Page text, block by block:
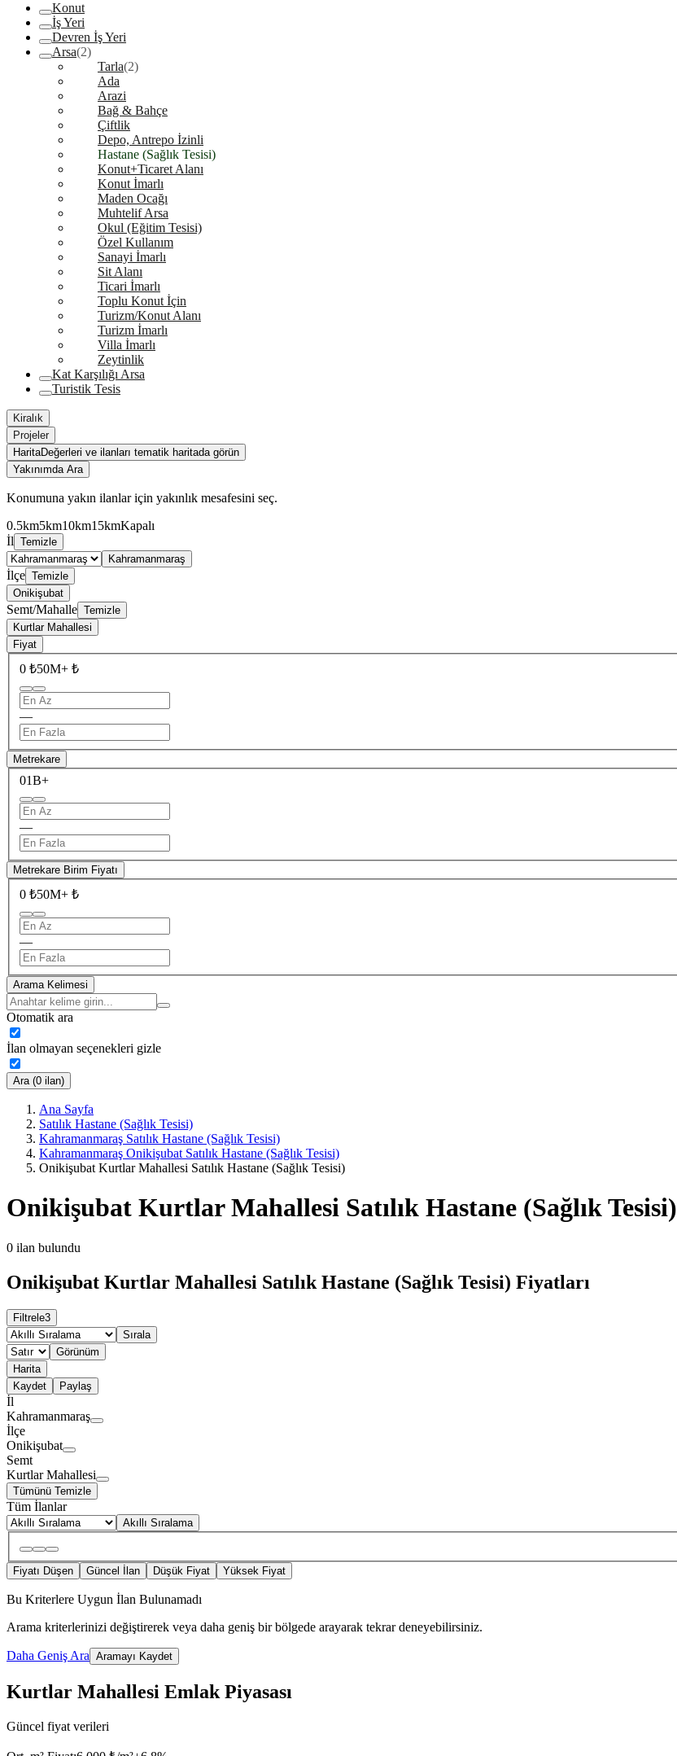
Konut
İş Yeri
Devren İş Yeri
Arsa(2)
Tarla(2)
Ada
Arazi
Bağ & Bahçe
Çiftlik
Depo, Antrepo İzinli
Hastane (Sağlık Tesisi)
Konut+Ticaret Alanı
Konut İmarlı
Maden Ocağı
Muhtelif Arsa
Okul (Eğitim Tesisi)
Özel Kullanım
Sanayi İmarlı
Sit Alanı
Ticari İmarlı
Toplu Konut İçin
Turizm/Konut Alanı
Turizm İmarlı
Villa İmarlı
Zeytinlik
Kat Karşılığı Arsa
Turistik Tesis
Kiralık
Projeler
HaritaDeğerleri ve ilanları tematik haritada görün
Yakınımda Ara
Konumuna yakın ilanlar için yakınlık mesafesini seç.
0.5km5km10km15kmKapalı
İl Temizle
Kahramanmaraş
İlçe Temizle
Onikişubat
Semt/Mahalle Temizle
Kurtlar Mahallesi
Fiyat
0 ₺50M+ ₺
—
Metrekare
01B+
—
Metrekare Birim Fiyatı
0 ₺50M+ ₺
—
Arama Kelimesi
Otomatik ara
İlan olmayan seçenekleri gizle
Ara (0 ilan)
Ana Sayfa
Satılık Hastane (Sağlık Tesisi)
Kahramanmaraş Satılık Hastane (Sağlık Tesisi)
Kahramanmaraş Onikişubat Satılık Hastane (Sağlık Tesisi)
Onikişubat Kurtlar Mahallesi Satılık Hastane (Sağlık Tesisi)
Onikişubat Kurtlar Mahallesi Satılık Hastane (Sağlık Tesisi)
0 ilan bulundu
Onikişubat Kurtlar Mahallesi Satılık Hastane (Sağlık Tesisi) Fiyatları
Filtrele3
Sırala
Görünüm
Harita
Kaydet
Paylaş
İl
Kahramanmaraş
İlçe
Onikişubat
Semt
Kurtlar Mahallesi
Tümünü Temizle
Tüm İlanlar
Akıllı Sıralama
Fiyatı Düşen Güncel İlan Düşük Fiyat Yüksek Fiyat
Bu Kriterlere Uygun İlan Bulunamadı
Arama kriterlerinizi değiştirerek veya daha geniş bir bölgede arayarak tekrar deneyebilirsiniz.
Daha Geniş Ara Aramayı Kaydet
Kurtlar Mahallesi Emlak Piyasası
Güncel fiyat verileri